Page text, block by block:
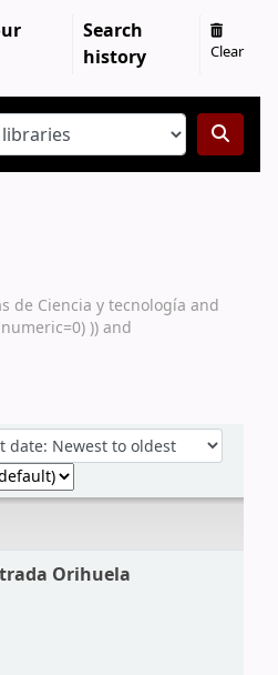
Search
history
Clear
de Ciencia y tecnología and
)) and
Orihuela